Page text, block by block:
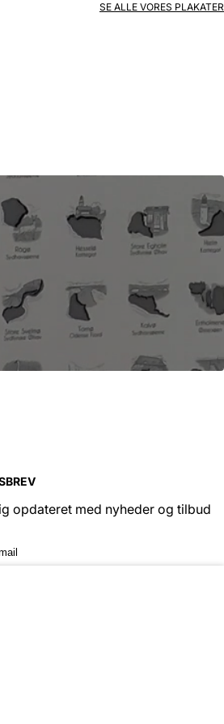
SE ALLE VORES PLAKATER
opdateret med nyheder og tilbud